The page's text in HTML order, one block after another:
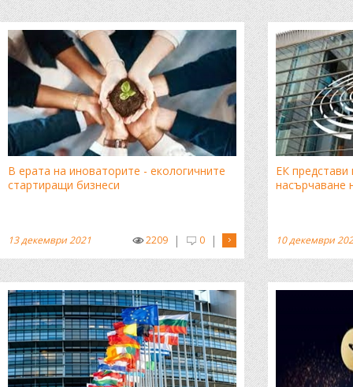
В ерата на иноваторите - екологичните
стартиращи бизнеси
|
0
|
2209
13 декември 2021
ЕК представи
насърчаване
10 декември